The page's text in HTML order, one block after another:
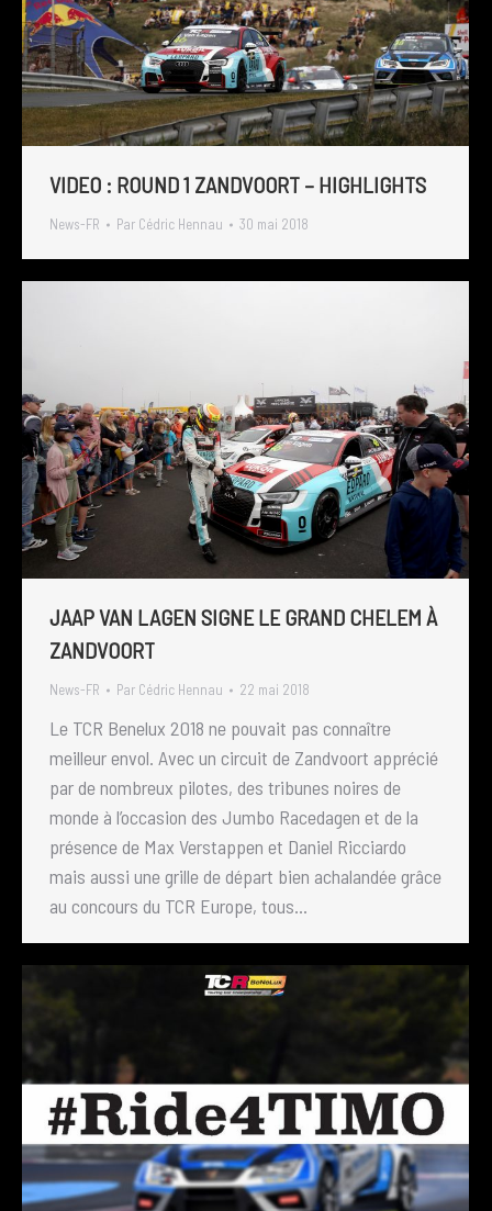
VIDEO : ROUND 1 ZANDVOORT – HIGHLIGHTS
News-FR Par Cédric Hennau 30 mai 2018
JAAP VAN LAGEN SIGNE LE GRAND CHELEM À
ZANDVOORT
News-FR Par Cédric Hennau 22 mai 2018
Le TCR Benelux 2018 ne pouvait pas connaître
meilleur envol. Avec un circuit de Zandvoort apprécié
par de nombreux pilotes, des tribunes noires de
monde à l’occasion des Jumbo Racedagen et de la
présence de Max Verstappen et Daniel Ricciardo
mais aussi une grille de départ bien achalandée grâce
au concours du TCR Europe, tous…